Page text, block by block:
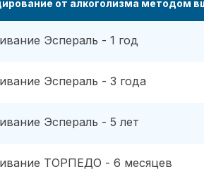
от алкоголизма методом
Эспераль - 1 год
Эспераль - 3 года
Эспераль - 5 лет
ТОРПЕДО - 6 месяцев